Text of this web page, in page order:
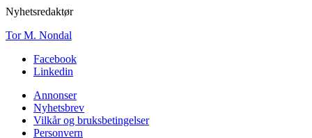
Nyhetsredaktør
Tor M. Nondal
Facebook
Linkedin
Annonser
Nyhetsbrev
Vilkår og bruksbetingelser
Personvern